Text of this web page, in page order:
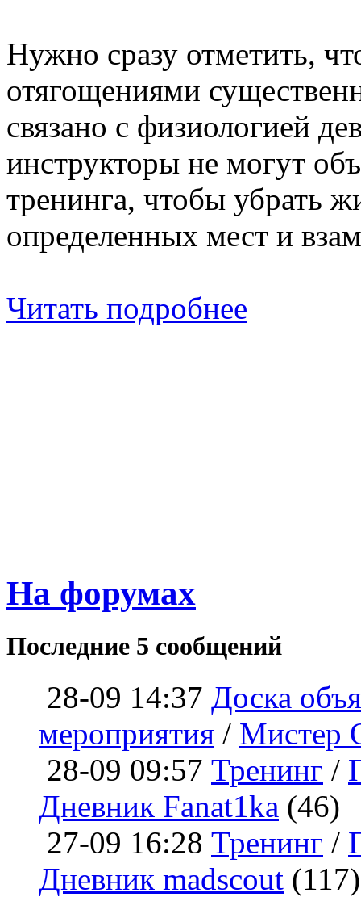
Нужно сразу отметить,
отягощениями
связано с физиологией
инструкторы не могут
тренинга, чтобы убрать
определенных мест и
Читать подробнее
На форумах
Последние 5 сообщений
28-09 14:37 Доска
мероприятия / Мистер
28-09 09:57 Тренинг /
Дневник Fanat1ka (46)
27-09 16:28 Тренинг /
Дневник madscout (117)